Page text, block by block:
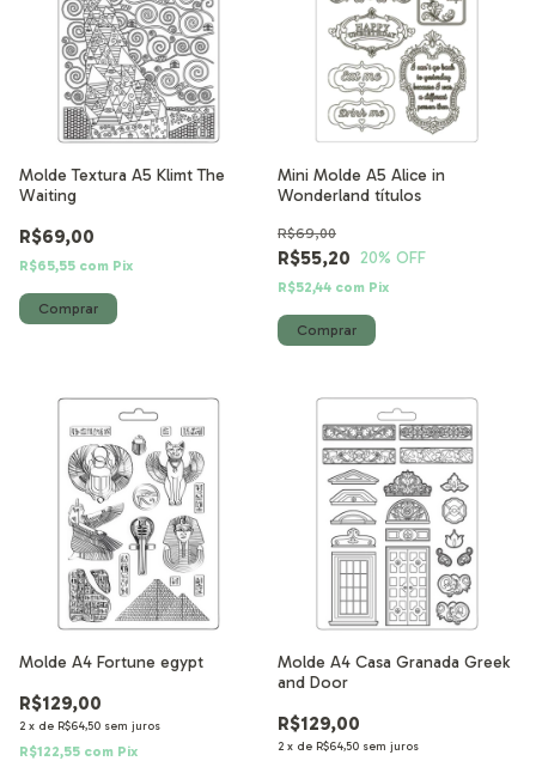
Molde Textura A5 Klimt The
Waiting
R$69,00
R$65,55 com Pix
Mini Molde A5 Alice in
Wonderland títulos
R$55,20
R$69,00
20% OFF
R$52,44 com Pix
Molde A4 Fortune egypt
R$129,00
2 x de R$64,50 sem juros
R$122,55 com Pix
Molde A4 Casa Granada Greek
and Door
R$129,00
2 x de R$64,50 sem juros